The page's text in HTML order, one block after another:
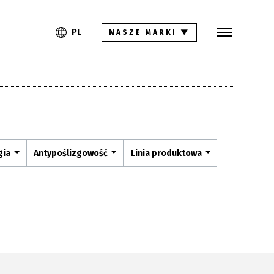
PL
PL NASZE MARKI ▼
Antypoślizgowość Linia produktowa
Inspiracje
Pliki do pobrania
Strefa architekta